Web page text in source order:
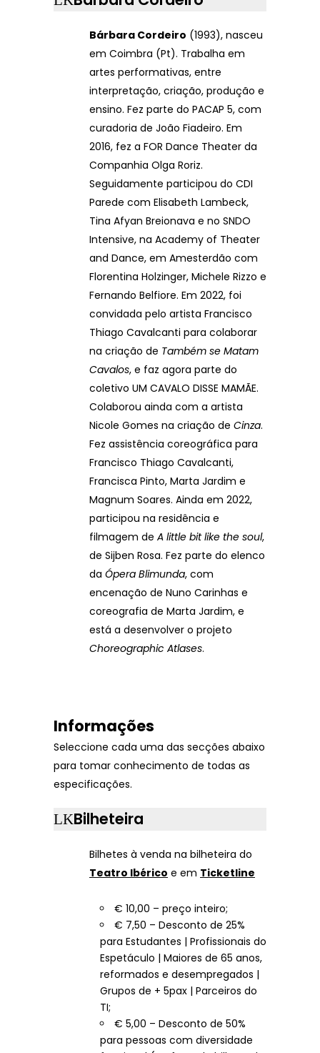
Bárbara Cordeiro (1993), nasceu
em Coimbra (Pt). Trabalha em
artes performativas, entre
interpretação, criação, produção e
ensino. Fez parte do PACAP 5, com
curadoria de João Fiadeiro. Em
2016, fez a FOR Dance Theater da
Companhia Olga Roriz.
Seguidamente participou do CDI
Parede com Elisabeth Lambeck,
Tina Afyan Breionava e no SNDO
Intensive, na Academy of Theater
and Dance, em Amesterdão com
Florentina Holzinger, Michele Rizzo e
Fernando Belfiore. Em 2022, foi
convidada pelo artista Francisco
Thiago Cavalcanti para colaborar
na criação de Também se Matam
Cavalos, e faz agora parte do
coletivo UM CAVALO DISSE MAMÃE.
Colaborou ainda com a artista
Nicole Gomes na criação de Cinza.
Fez assistência coreográfica para
Francisco Thiago Cavalcanti,
Francisca Pinto, Marta Jardim e
Magnum Soares. Ainda em 2022,
participou na residência e
filmagem de A little bit like the soul,
de Sijben Rosa. Fez parte do elenco
da Ópera Blimunda, com
encenação de Nuno Carinhas e
coreografia de Marta Jardim, e
está a desenvolver o projeto
Choreographic Atlases.
Informações
Seleccione cada uma das secções abaixo
para tomar conhecimento de todas as
especificações.
Bilheteira
Bilhetes à venda na bilheteira do
Teatro Ibérico e em Ticketline
€ 10,00 – preço inteiro;
€ 7,50 – Desconto de 25%
para Estudantes | Profissionais do
Espetáculo | Maiores de 65 anos,
reformados e desempregados |
Grupos de + 5pax | Parceiros do
TI;
€ 5,00 – Desconto de 50%
para pessoas com diversidade